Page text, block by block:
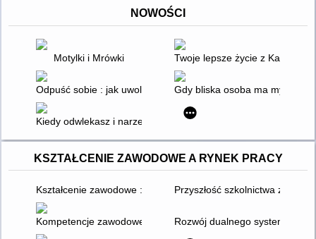
NOWOŚCI
Motylki i Mrówki Twoje lepsze życie z Katarzyną
Odpuść sobie : jak uwolnić się od natłoku myśli i osiągnąć
Gdy bliska osoba ma myśli
Kiedy odwlekasz i narzekasz... : 102 sposoby na pokonanie
KSZTAŁCENIE ZAWODOWE A RYNEK PRACY
Kształcenie zawodowe : diagnoza i postulowane kierunki
Przyszłość szkolnictwa
Kompetencje zawodowe młodych : możliwości szkolnictwa
Rozwój dualnego systemu